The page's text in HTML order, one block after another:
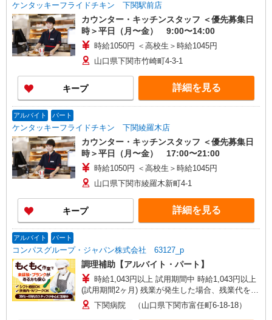
ケンタッキーフライドチキン 下関駅前店
カウンター・キッチンスタッフ ＜優先募集日
時＞平日（月〜金） 9:00〜14:00
時給1050円 ＜高校生＞時給1045円
山口県下関市竹崎町4-3-1
キープ 詳細を見る
アルバイト パート
ケンタッキーフライドチキン 下関綾羅木店
カウンター・キッチンスタッフ ＜優先募集日
時＞平日（月〜金） 17:00〜21:00
時給1050円 ＜高校生＞時給1045円
山口県下関市綾羅木新町4-1
キープ 詳細を見る
アルバイト パート
コンパスグループ・ジャパン株式会社 63127_p
調理補助【アルバイト・パート】
時給1,043円以上 試用期間中 時給1,043円以上
(試用期間2ヶ月) 残業が発生した場合、残業代を1
分単位で別途支給します。
下関病院 （山口県下関市富任町6-18-18）